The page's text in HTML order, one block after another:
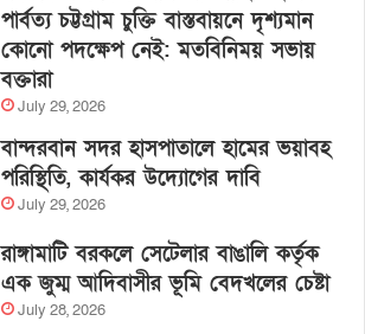
পার্বত্য চট্টগ্রাম চুক্তি বাস্তবায়নে দৃশ্যমান
কোনো পদক্ষেপ নেই: মতবিনিময় সভায়
বক্তারা
July 29, 2026
বান্দরবান সদর হাসপাতালে হামের ভয়াবহ
পরিস্থিতি, কার্যকর উদ্যোগের দাবি
July 29, 2026
রাঙ্গামাটি বরকলে সেটেলার বাঙালি কর্তৃক
এক জুম্ম আদিবাসীর ভূমি বেদখলের চেষ্টা
July 28, 2026